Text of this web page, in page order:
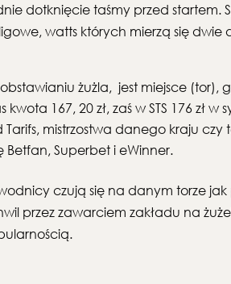
dotknięcie taśmy przed startem.
watts których mierzą się
żużla, jest miejsce (tor),
167, 20 zł, zaś w STS 176 zł
mistrzostwa danego kraju
Betfan, Superbet i eWinner.
czują się na danym torze jak
przez zawarciem zakładu na